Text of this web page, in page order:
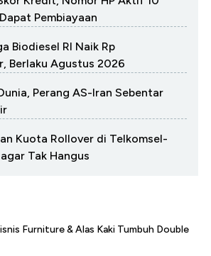
Pembiayaan
Biodiesel RI Naik Rp
Berlaku Agustus 2026
Perang AS-Iran Sebentar
Kuota Rollover di Telkomsel-
Tak Hangus
Furniture & Alas Kaki Tumbuh Double